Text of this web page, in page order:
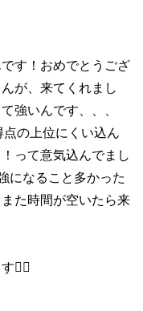
す！おめでとうござ
が、来てくれまし
強いんです、、、
の上位にくい込ん
って意気込んでまし
になること多かった
た時間が空いたら来
🙇‍♀️